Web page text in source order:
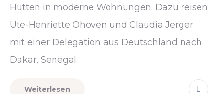
Hütten in moderne Wohnungen. Dazu reisen
Ute-Henriette Ohoven und Claudia Jerger
mit einer Delegation aus Deutschland nach
Dakar, Senegal.
Weiterlesen